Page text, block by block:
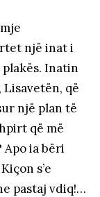
një inat i
plakës. Inatin
që
një plan të
që më
ia bëri
s’e
pastaj vdiq!…